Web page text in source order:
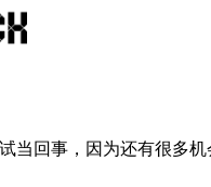
当回事，因为还有很多